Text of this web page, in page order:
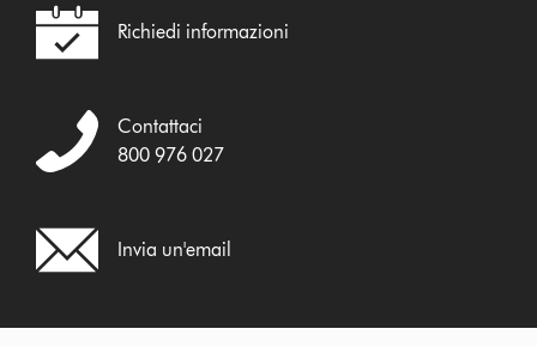
Richiedi informazioni
Contattaci
800 976 027
Invia un'email